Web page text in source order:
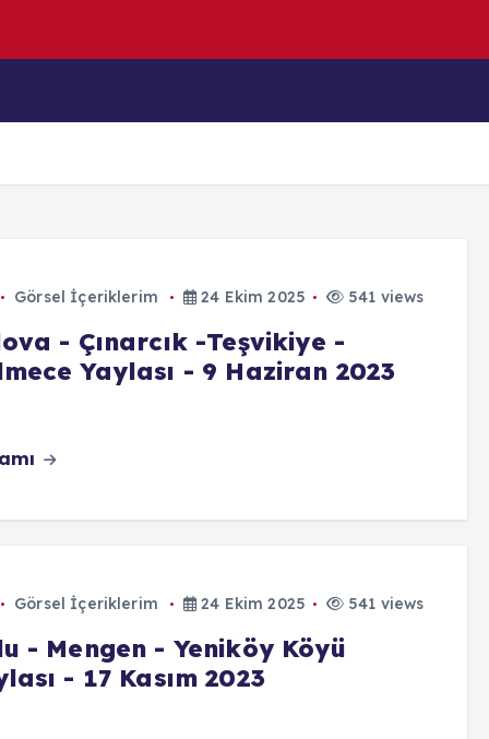
Görsel İçeriklerim 24 Ekim 2025 541 views
- Çınarcık -Teşvikiye -
Yaylası - 9 Haziran 2023
Görsel İçeriklerim 24 Ekim 2025 541 views
- Mengen - Yeniköy Köyü
- 17 Kasım 2023